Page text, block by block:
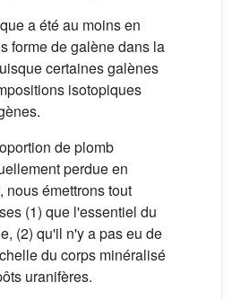
a été au moins en
forme de galène dans la
certaines galènes
isotopiques
de plomb
perdue en
nous émettrons tout
(1) que l'essentiel du
(2) qu'il n'y a pas eu de
du corps minéralisé
uranifères.